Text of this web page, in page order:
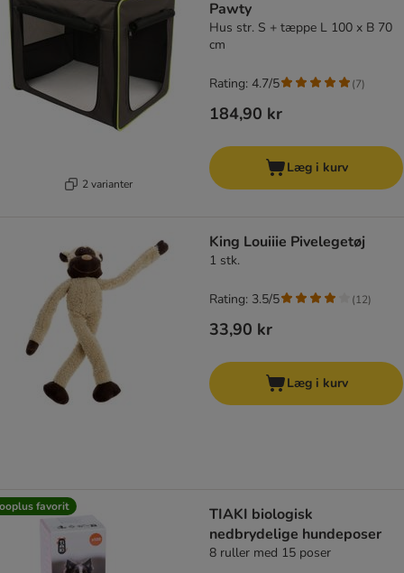
2 varianter
Pawty
Hus str. S + tæppe L 100 x B 70
cm
184,90 kr
Rating: 4.7/5 (7)
Læg i kurv
King Louiiie Pivelegetøj
1 stk.
33,90 kr
Rating: 3.5/5 (12)
Læg i kurv
favorit
TIAKI biologisk
nedbrydelige hundeposer
8 ruller med 15 poser